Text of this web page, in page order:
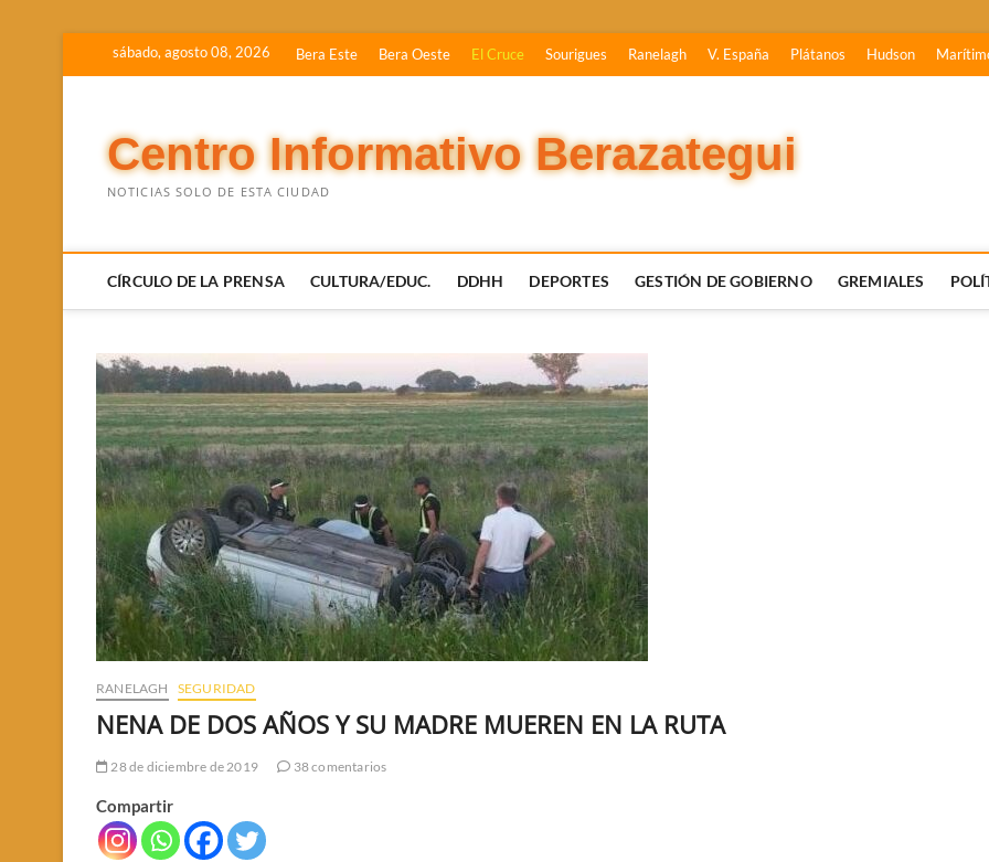
sábado, agosto 08, 2026 Bera Este Bera Oeste El Cruce Sourigues Ranelagh V. España Plátanos Hudson
Centro Informativo Berazategui
NOTICIAS SOLO DE ESTA CIUDAD
CÍRCULO DE LA PRENSA CULTURA/EDUC. DDHH DEPORTES GESTIÓN DE GOBIERNO GREMIALES
RANELAGH SEGURIDAD
NENA DE DOS AÑOS Y SU MADRE MUEREN EN LA RUTA
28 de diciembre de 2019 38 comentarios
Compartir